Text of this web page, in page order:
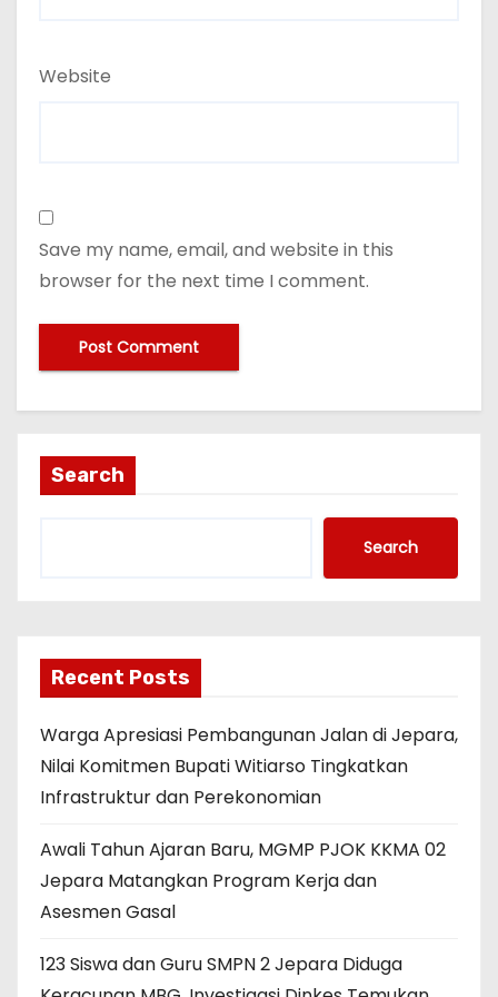
Website
Save my name, email, and website in this
browser for the next time I comment.
Search
Search
Recent Posts
Warga Apresiasi Pembangunan Jalan di Jepara,
Nilai Komitmen Bupati Witiarso Tingkatkan
Infrastruktur dan Perekonomian
Awali Tahun Ajaran Baru, MGMP PJOK KKMA 02
Jepara Matangkan Program Kerja dan
Asesmen Gasal
123 Siswa dan Guru SMPN 2 Jepara Diduga